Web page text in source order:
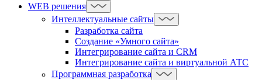
WEB решения
Интеллектуальные сайты
Разработка сайта
Создание «Умного сайта»
Интегрирование сайта и CRM
Интегрирование сайта и виртуальной АТС
Программная разработка